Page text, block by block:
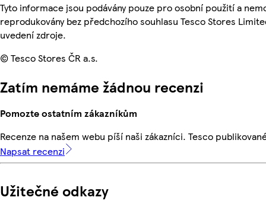
Tyto informace jsou podávány pouze pro osobní použití a
reprodukovány bez předchozího souhlasu Tesco Stores
uvedení zdroje.
© Tesco Stores ČR a.s.
Zatím nemáme žádnou recenzi
Pomozte ostatním zákazníkům
Recenze na našem webu píší naši zákazníci. Tesco
Napsat recenzi
Užitečné odkazy